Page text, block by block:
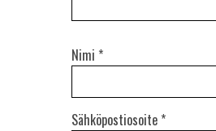
Nimi *
Sähköpostiosoite *